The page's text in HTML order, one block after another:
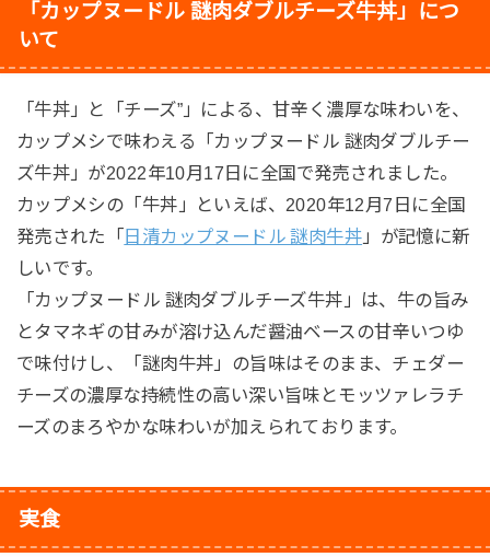
「カップヌードル 謎肉ダブルチーズ牛丼」につ
いて
「牛丼」と「チーズ”」による、甘辛く濃厚な味わいを、
カップメシで味わえる「カップヌードル 謎肉ダブルチー
ズ牛丼」が2022年10月17日に全国で発売されました。
カップメシの「牛丼」といえば、2020年12月7日に全国
発売された「 日清カップヌードル 謎肉牛丼 」が記憶に新
しいです。
「カップヌードル 謎肉ダブルチーズ牛丼」は、牛の旨み
とタマネギの甘みが溶け込んだ醤油ベースの甘辛いつゆ
で味付けし、「謎肉牛丼」の旨味はそのまま、チェダー
チーズの濃厚な持続性の高い深い旨味とモッツァレラチ
ーズのまろやかな味わいが加えられております。
実食